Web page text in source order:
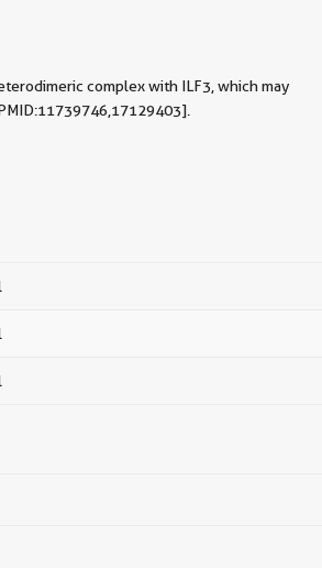
complex with ILF3, which may